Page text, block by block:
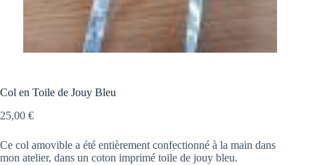
Col en Toile de Jouy Bleu
25,00 €
Ce col amovible a été entièrement confectionné à la main dans
mon atelier, dans un coton imprimé toile de jouy bleu.